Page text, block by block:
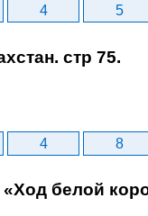
4 5
стр 75.
4 8
белой